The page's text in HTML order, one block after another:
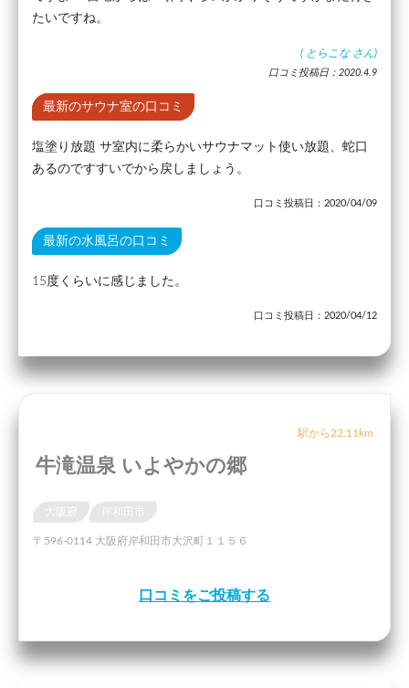
たいですね。
( とらこな さん)
口コミ投稿日：2020.4.9
最新のサウナ室の口コミ
塩塗り放題 サ室内に柔らかいサウナマット使い放題、蛇口
あるのですすいでから戻しましょう。
口コミ投稿日：2020/04/09
最新の水風呂の口コミ
15度くらいに感じました。
口コミ投稿日：2020/04/12
駅から22.11km
牛滝温泉 いよやかの郷
〒596-0114 大阪府岸和田市大沢町１１５６
口コミをご投稿する